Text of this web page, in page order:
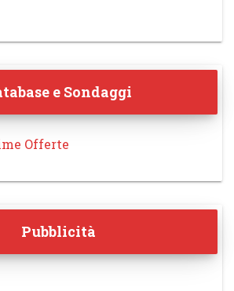
e Sondaggi
Offerte
Pubblicità